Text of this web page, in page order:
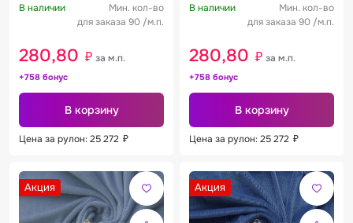
В наличии
Мин. кол-во
для заказа 90 /м.п.
280,80 ₽ за м.п.
+758 бонус
В корзину
Цена за рулон: 25 272 ₽
В наличии
Мин. кол-во
для заказа 90 /м.п.
280,80 ₽ за м.п.
+758 бонус
В корзину
Цена за рулон: 25 272 ₽
Акция Акция